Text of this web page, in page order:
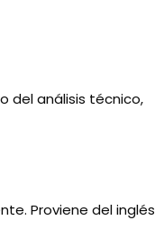
del análisis técnico,
Proviene del inglés